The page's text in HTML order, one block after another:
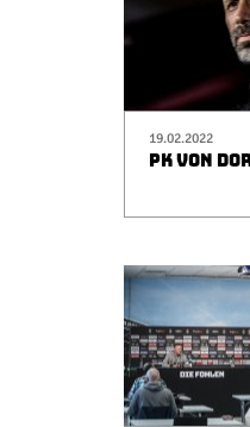
19.02.2022
PK VON